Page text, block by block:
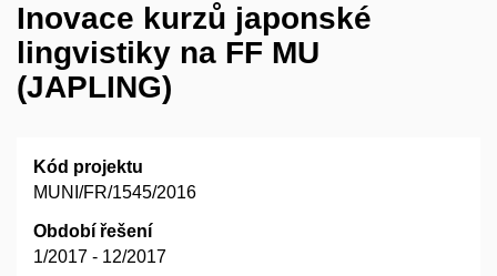
Inovace kurzů japonské
lingvistiky na FF MU
(JAPLING)
Kód projektu
MUNI/FR/1545/2016
Období řešení
1/2017 - 12/2017